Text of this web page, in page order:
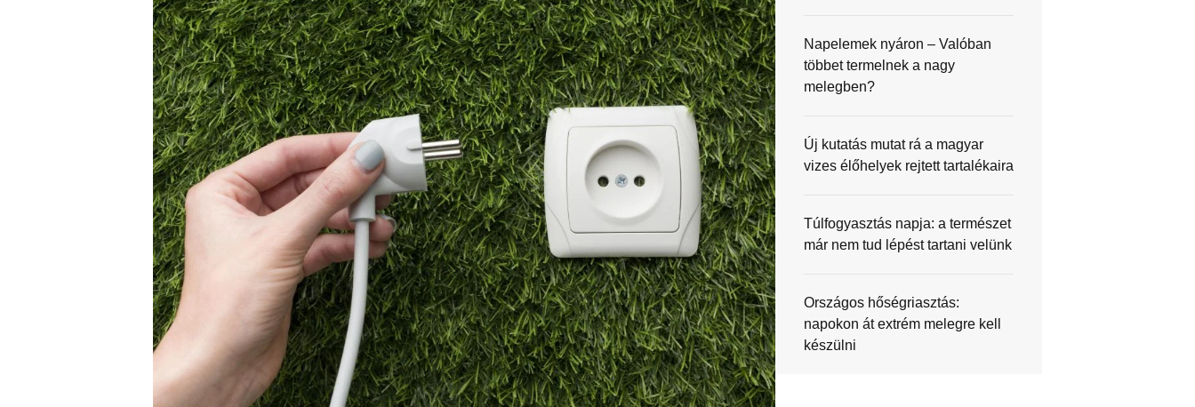
Napelemek nyáron – Valóban
többet termelnek a nagy
melegben?
Új kutatás mutat rá a magyar
vizes élőhelyek rejtett tartalékaira
Túlfogyasztás napja: a természet
már nem tud lépést tartani velünk
Országos hőségriasztás:
napokon át extrém melegre kell
készülni